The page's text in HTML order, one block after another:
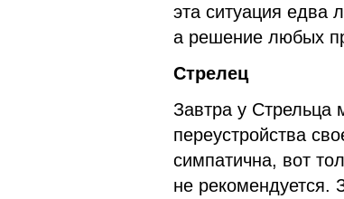
эта ситуация едва
а решение любых
Стрелец
Завтра у Стрельца
переустройства
симпатична, вот
не рекомендуется.